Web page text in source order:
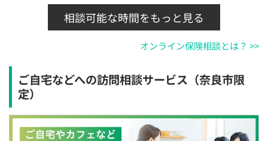
×
11:30
×
12:00
10:30
×
×
×
12:00
10:30
◯
◯
◯
12:00
10:30
◯
11:00
◯
◯
12:00
10:30
◯
11:00
◯
◯
12:00
10:30
◯
11:00
◯
◯
11:00
◯
◯
12:00
相談可能な時間をもっと見る
オンライン保険相談とは？ >>
ご自宅などへの訪問相談サービス（奈良市限
定）